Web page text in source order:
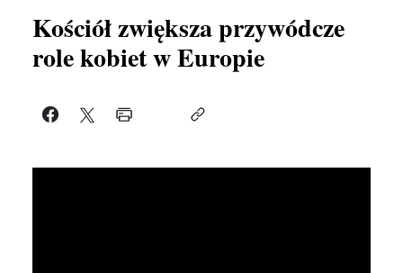
Kościół zwiększa przywódcze
role kobiet w Europie